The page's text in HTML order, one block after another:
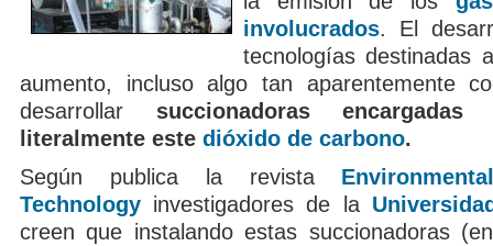
involucrados. El
tecnologías destinadas
aumento, incluso algo tan aparentemente
desarrollar succionadoras
literalmente este dióxido de carbono.
Según publica la revista
Technology investigadores de la
creen que instalando estas succionadoras